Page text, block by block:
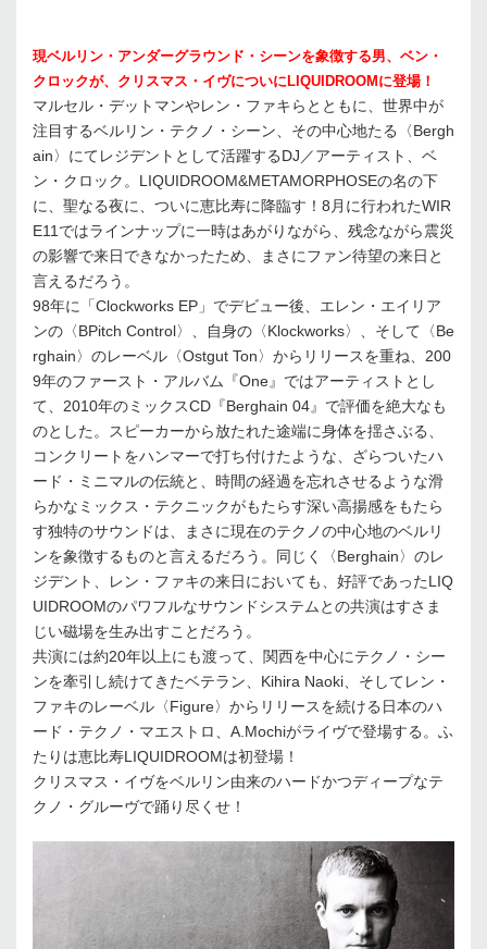
現ベルリン・アンダーグラウンド・シーンを象徴する男、ベン・
クロックが、クリスマス・イヴについにLIQUIDROOMに登場！
マルセル・デットマンやレン・ファキらとともに、世界中が
注目するベルリン・テクノ・シーン、その中心地たる〈Bergh
ain〉にてレジデントとして活躍するDJ／アーティスト、ベ
ン・クロック。LIQUIDROOM&METAMORPHOSEの名の下
に、聖なる夜に、ついに恵比寿に降臨す！8月に行われたWIR
E11ではラインナップに一時はあがりながら、残念ながら震災
の影響で来日できなかったため、まさにファン待望の来日と
言えるだろう。
98年に「Clockworks EP」でデビュー後、エレン・エイリア
ンの〈BPitch Control〉、自身の〈Klockworks〉、そして〈Be
rghain〉のレーベル〈Ostgut Ton〉からリリースを重ね、200
9年のファースト・アルバム『One』ではアーティストとし
て、2010年のミックスCD『Berghain 04』で評価を絶大なも
のとした。スピーカーから放たれた途端に身体を揺さぶる、
コンクリートをハンマーで打ち付けたような、ざらついたハ
ード・ミニマルの伝統と、時間の経過を忘れさせるような滑
らかなミックス・テクニックがもたらす深い高揚感をもたら
す独特のサウンドは、まさに現在のテクノの中心地のベルリ
ンを象徴するものと言えるだろう。同じく〈Berghain〉のレ
ジデント、レン・ファキの来日においても、好評であったLIQ
UIDROOMのパワフルなサウンドシステムとの共演はすさま
じい磁場を生み出すことだろう。
共演には約20年以上にも渡って、関西を中心にテクノ・シー
ンを牽引し続けてきたベテラン、Kihira Naoki、そしてレン・
ファキのレーベル〈Figure〉からリリースを続ける日本のハ
ード・テクノ・マエストロ、A.Mochiがライヴで登場する。ふ
たりは恵比寿LIQUIDROOMは初登場！
クリスマス・イヴをベルリン由来のハードかつディープなテ
クノ・グルーヴで踊り尽くせ！